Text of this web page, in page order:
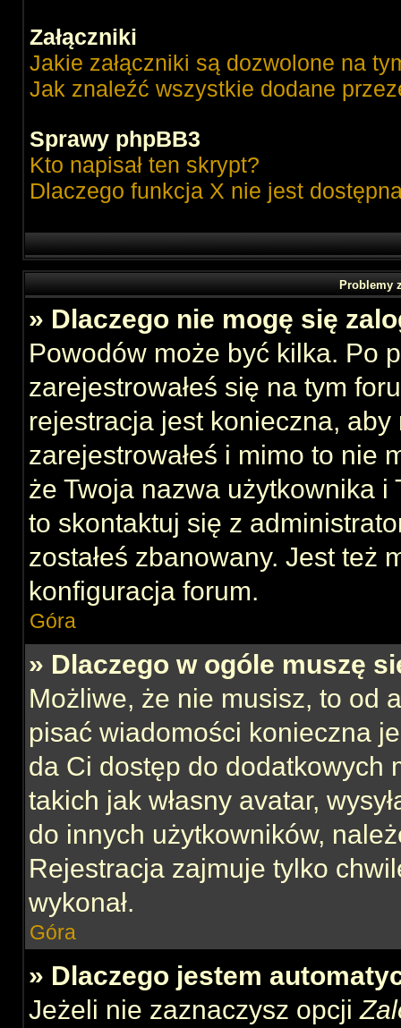
Załączniki
Jakie załączniki są dozwolone na
Jak znaleźć wszystkie dodane
Sprawy phpBB3
Kto napisał ten skrypt?
Dlaczego funkcja X nie jest
Problemy
» Dlaczego nie mogę się
Powodów może być kilka. Po
zarejestrowałeś się na tym
rejestracja jest konieczna,
zarejestrowałeś i mimo to nie
że Twoja nazwa użytkownika i
to skontaktuj się z
zostałeś zbanowany. Jest też
konfiguracja forum.
Góra
» Dlaczego w ogóle muszę
Możliwe, że nie musisz, to od
pisać wiadomości konieczna
da Ci dostęp do dodatkowych
takich jak własny avatar,
do innych użytkowników,
Rejestracja zajmuje tylko
wykonał.
Góra
» Dlaczego jestem
Jeżeli nie zaznaczysz opcji